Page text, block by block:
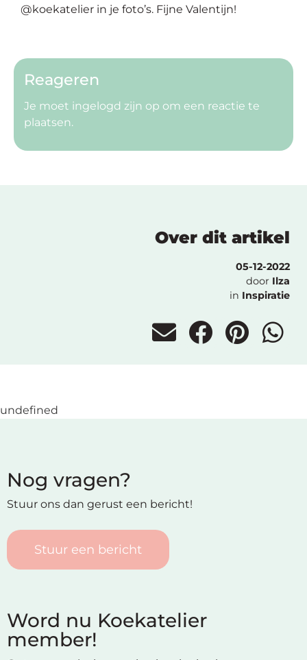
@koekatelier in je foto’s. Fijne Valentijn!
Reageren
Je moet ingelogd zijn op om een reactie te
plaatsen.
Over dit artikel
05-12-2022
door Ilza
in Inspiratie
undefined
Nog vragen?
Stuur ons dan gerust een bericht!
Stuur een bericht
Word nu Koekatelier
member!